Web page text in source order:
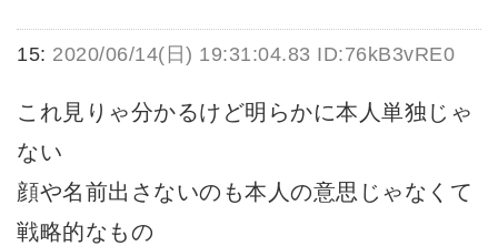
15: 2020/06/14(日) 19:31:04.83 ID:76kB3vRE0
これ見りゃ分かるけど明らかに本人単独じゃ
ない
顔や名前出さないのも本人の意思じゃなくて
戦略的なもの